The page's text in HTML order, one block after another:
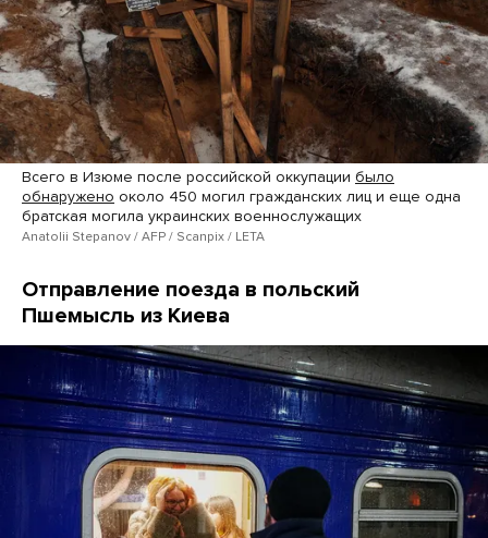
Всего в Изюме после российской оккупации было
обнаружено около 450 могил гражданских лиц и еще одна
братская могила украинских военнослужащих
Anatolii Stepanov / AFP / Scanpix / LETA
Отправление поезда в польский
Пшемысль из Киева